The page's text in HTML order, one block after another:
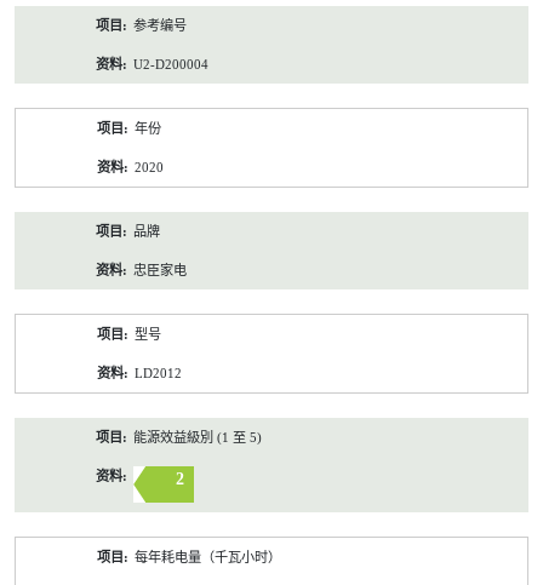
参考编号
U2-D200004
年份
2020
品牌
忠臣家电
型号
LD2012
能源效益級別 (1 至 5)
2
每年耗电量（千瓦小时）